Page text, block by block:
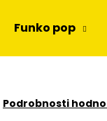
Funko pop
Podrobnosti